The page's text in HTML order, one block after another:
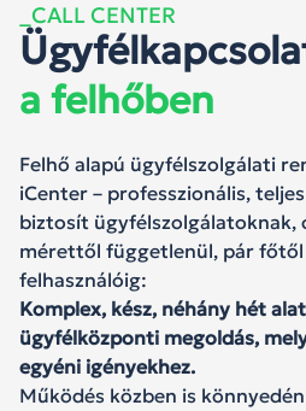
_CALL CENTER
a felhőben
Felhő alapú ügyfélszolgálati
iCenter – professzionális,
biztosít ügyfélszolgálatoknak,
mérettől függetlenül, pár főtől
felhasználóig:
Komplex, kész, néhány hét
ügyfélközponti megoldás,
egyéni igényekhez.
Működés közben is